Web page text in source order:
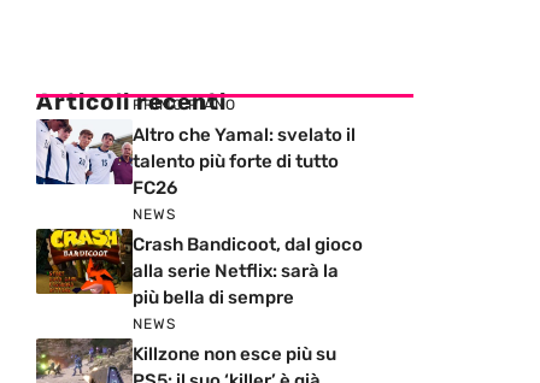
Articoli recenti
PRIMO PIANO
Altro che Yamal: svelato il
talento più forte di tutto
FC26
NEWS
Crash Bandicoot, dal gioco
alla serie Netflix: sarà la
più bella di sempre
NEWS
Killzone non esce più su